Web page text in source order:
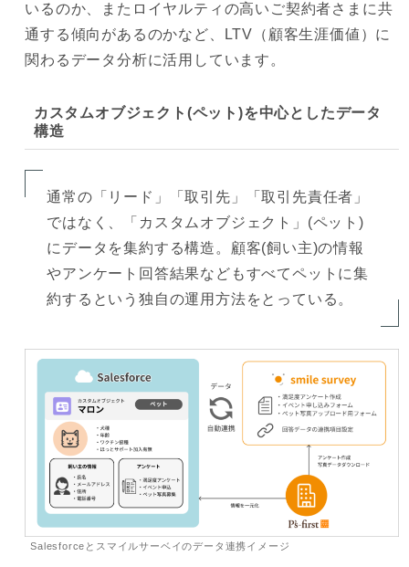
いるのか、またロイヤルティの高いご契約者さまに共
通する傾向があるのかなど、LTV（顧客生涯価値）に
関わるデータ分析に活用しています。
カスタムオブジェクト(ペット)を中心としたデータ
構造
通常の「リード」「取引先」「取引先責任者」
ではなく、「カスタムオブジェクト」(ペット)
にデータを集約する構造。顧客(飼い主)の情報
やアンケート回答結果などもすべてペットに集
約するという独自の運用方法をとっている。
Salesforceとスマイルサーベイのデータ連携イメージ